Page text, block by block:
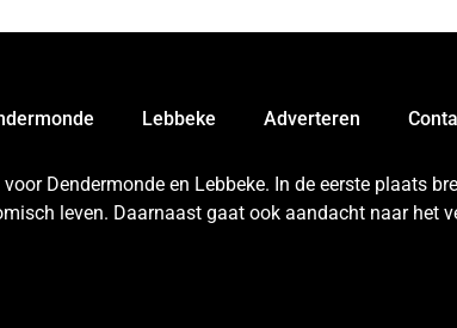
Lebbeke Adverteren
Dendermonde en Lebbeke. In de eerste plaats
leven. Daarnaast gaat ook aandacht naar het